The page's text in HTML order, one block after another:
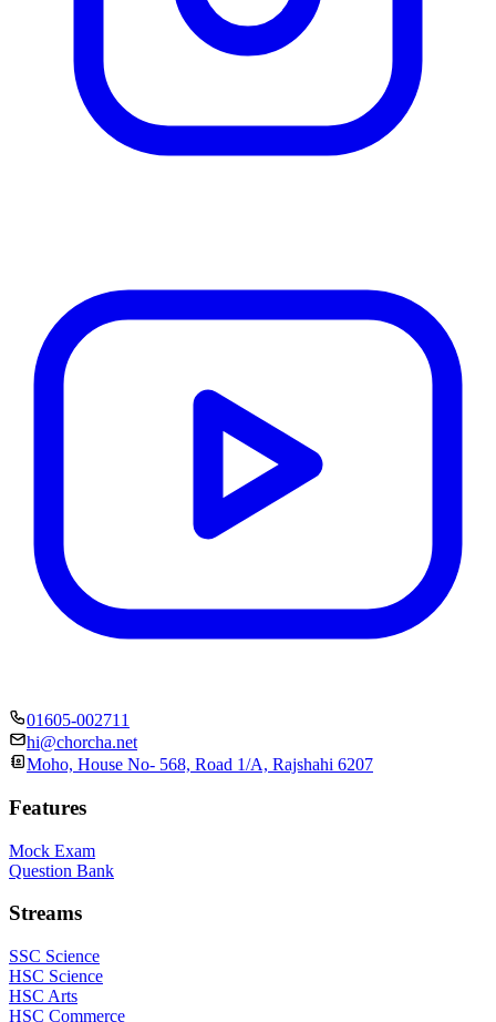
01605-002711
hi@chorcha.net
Moho, House No- 568, Road 1/A, Rajshahi 6207
Features
Mock Exam
Question Bank
Streams
SSC Science
HSC Science
HSC Arts
HSC Commerce